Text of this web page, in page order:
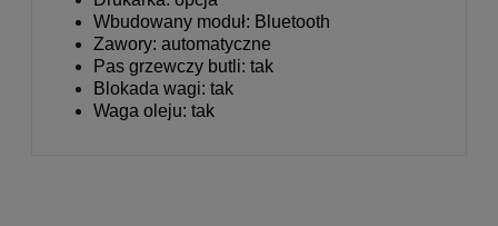
Wbudowany moduł: Bluetooth
Zawory: automatyczne
Pas grzewczy butli: tak
Blokada wagi: tak
Waga oleju: tak